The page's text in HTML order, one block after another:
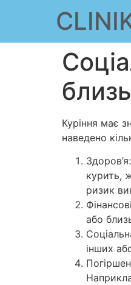
Куріння має
наведено
курить,
ризик
або
інших